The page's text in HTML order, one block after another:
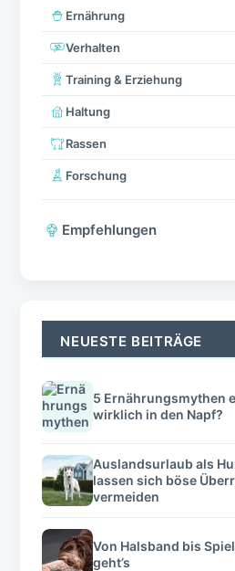
Ernährung
Verhalten
Training & Erziehung
Haltung
Rassen
Forschung
Empfehlungen
NEUESTE BEITRÄGE
5 Ernährungsmythen
wirklich in den Napf?
Auslandsurlaub als
lassen sich böse
vermeiden
Von Halsband bis
geht’s